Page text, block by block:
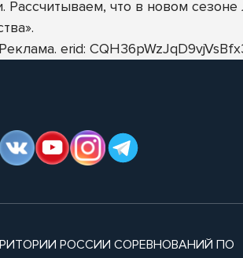
что в новом
erid:
РОССИИ СОРЕВНОВАНИЙ ПО